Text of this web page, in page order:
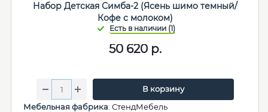
Набор Детская Симба-2 (Ясень шимо темный/
Кофе с молоком)
50 620 р.
В корзину
Мебельная фабрика: СтендМебель